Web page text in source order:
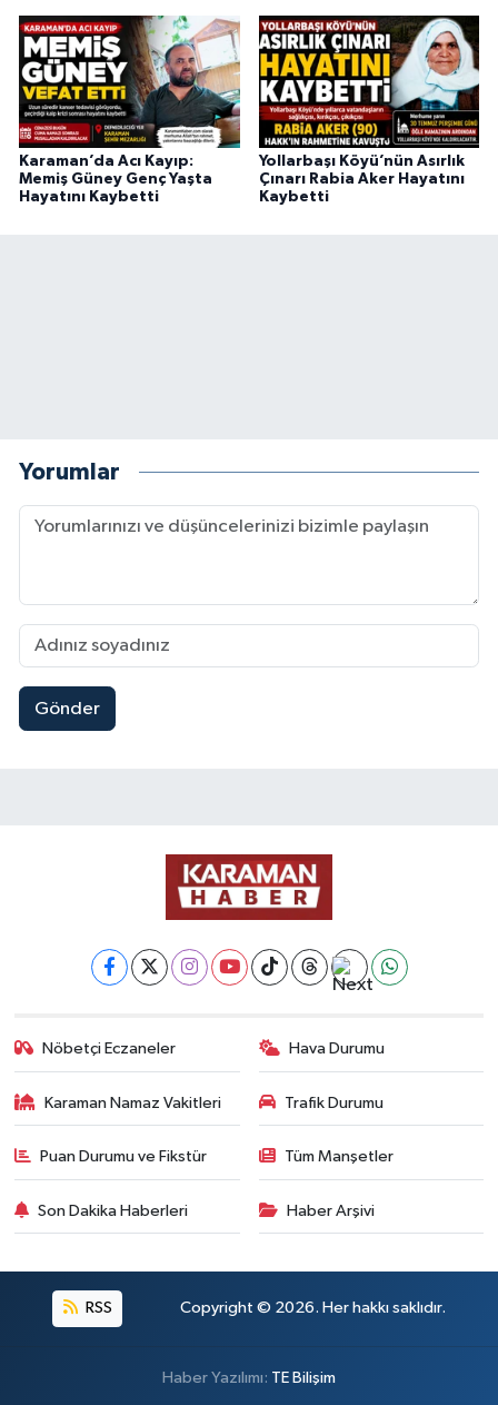
Karaman’da Acı Kayıp:
Memiş Güney Genç Yaşta
Hayatını Kaybetti
Yollarbaşı Köyü’nün Asırlık
Çınarı Rabia Aker Hayatını
Kaybetti
Yorumlar
Gönder
Nöbetçi Eczaneler Hava Durumu
Karaman Namaz Vakitleri Trafik Durumu
Puan Durumu ve Fikstür Tüm Manşetler
Son Dakika Haberleri Haber Arşivi
RSS Copyright © 2026. Her hakkı saklıdır.
Haber Yazılımı: TE Bilişim